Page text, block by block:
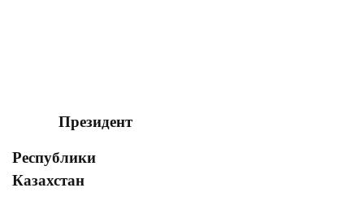
Президент
Республики
Казахстан